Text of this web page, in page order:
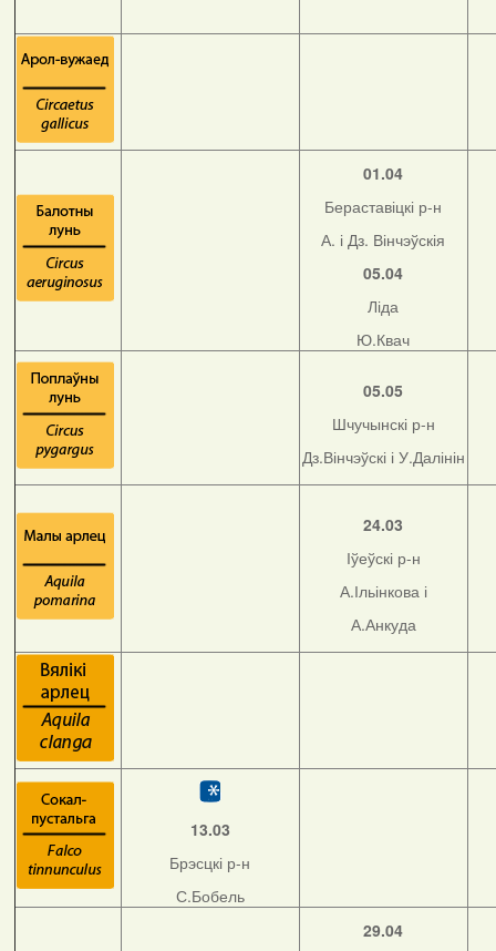
01.04
Бераставіцкі р-н
А. і Дз. Вінчэўскія
05.04
Ліда
Ю.Квач
05.05
Шчучынскі р-н
Дз.Вінчэўскі і У.Далінін
24.03
Іўеўскі р-н
А.Ільінкова і
А.Анкуда
13.03
Брэсцкі р-н
С.Бобель
29.04